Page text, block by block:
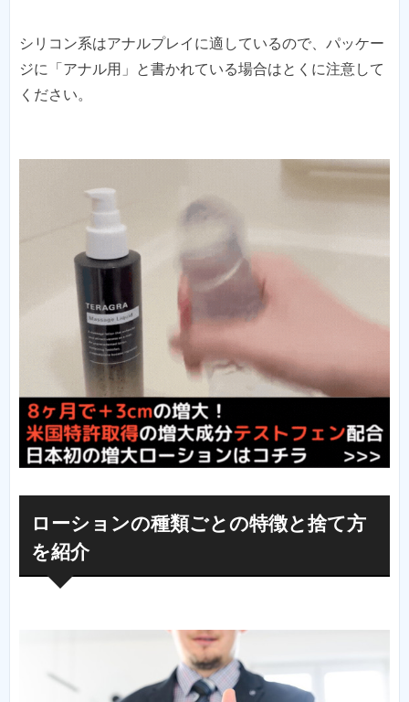
シリコン系はアナルプレイに適しているので、パッケー
ジに「アナル用」と書かれている場合はとくに注意して
ください。
ローションの種類ごとの特徴と捨て方
を紹介